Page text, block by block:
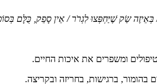
בְּאֵיזֶה שַׂק שֶׁיַּחְפְּצוּ לִגְרֹר / אֵין סָפֵק, כֻּלָּם
ומשפרים את איכות החיים.